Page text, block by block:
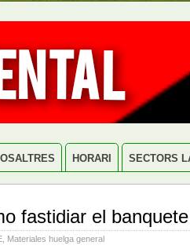
HORARI SECTORS
fastidiar el
Materiales huelga general